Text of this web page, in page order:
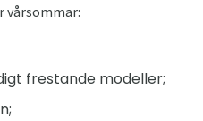
vårsommar:
frestande modeller;